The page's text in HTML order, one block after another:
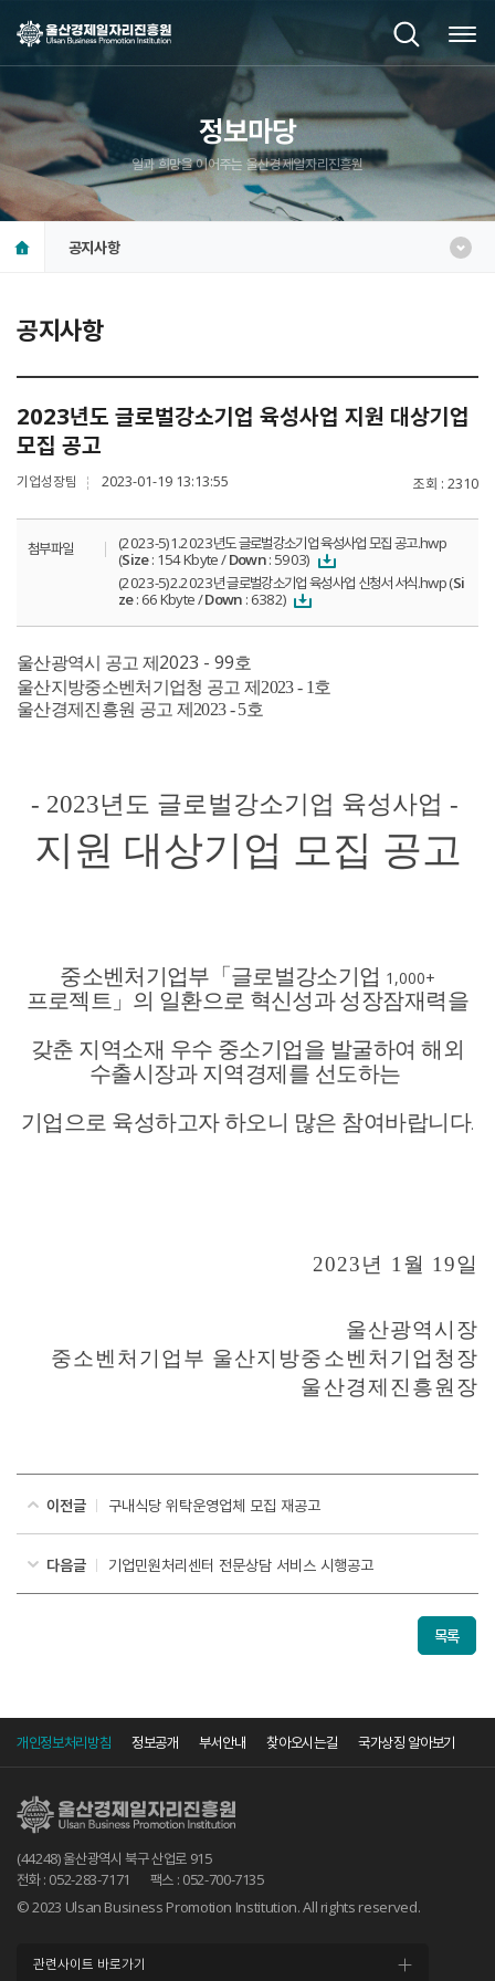
정보마당
일과 희망을 이어주는 울산경제일자리진흥원
공지사항
공지사항
2023년도 글로벌강소기업 육성사업 지원 대상기업
모집 공고
조회 2310
기업성장팀 2023-01-19 13:13:55
첨부파일
(2023-5)1.2023년도 글로벌강소기업 육성사업 모집 공고.hwp
(Size: 154 Kbyte /Down: 5903)
(2023-5)2.2023년 글로벌강소기업 육성사업 신청서 서식.hwp (Si
ze: 66 Kbyte /Down : 6382)
울산광역시 공고 제 2023 - 99호
울산지방중소벤처기업청 공고 제 2023 - 1 호
울산경제진흥원 공고 제 2023 - 5호
- 2023년도 글로벌강소기업 육성사업 -
지원 대상기업 모집 공고
중소벤처기업부 「 글로벌강소기업 1,000+
프로젝트 」 의 일환으로 혁신성과성장잠재력을
갖춘 지역소재 우수 중소기업을 발굴하여 해외
수출시장과 지역경제를 선도하는
기업으 로 육성하고자 하오니 많은 참여바랍니다.
2023년 1 월 19일
울산광역시장
중소벤처기업부 울산지방중소벤처기업청장
울산경제진흥원장
이전글 구내식당 위탁운영업체 모집 재공고
다음글 기업민원처리센터 전문상담 서비스 시행공고
목록
개인정보처리방침 정보공개 부서안내 찾아오시는길 국가상징 알아보기
(44248) 울산광역시 북구 산업로 915
전화 : 052-283-7171
팩스 : 052-700-7135
© 2023 Ulsan Business Promotion Institution. All rights reserved.
관련사이트 바로가기